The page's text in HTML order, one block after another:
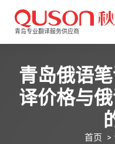
文
青岛专业翻译服务供应商
青岛俄语
译价格与
首页 >